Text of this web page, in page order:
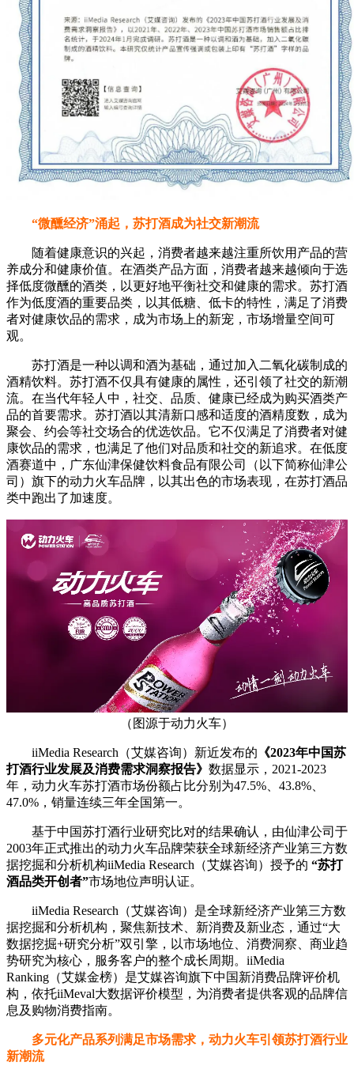
“微醺经济”涌起，苏打酒成为社交新潮流
随着健康意识的兴起，消费者越来越注重所饮用产品的营
养成分和健康价值。在酒类产品方面，消费者越来越倾向于选
择低度微醺的酒类，以更好地平衡社交和健康的需求。苏打酒
作为低度酒的重要品类，以其低糖、低卡的特性，满足了消费
者对健康饮品的需求，成为市场上的新宠，市场增量空间可
观。
苏打酒是一种以调和酒为基础，通过加入二氧化碳制成的
酒精饮料。苏打酒不仅具有健康的属性，还引领了社交的新潮
流。在当代年轻人中，社交、品质、健康已经成为购买酒类产
品的首要需求。苏打酒以其清新口感和适度的酒精度数，成为
聚会、约会等社交场合的优选饮品。它不仅满足了消费者对健
康饮品的需求，也满足了他们对品质和社交的新追求。在低度
酒赛道中，广东仙津保健饮料食品有限公司（以下简称仙津公
司）旗下的动力火车品牌，以其出色的市场表现，在苏打酒品
类中跑出了加速度。
（图源于动力火车）
iiMedia Research（艾媒咨询）新近发布的 《2023年中国苏
打酒行业发展及消费需求洞察报告》 数据显示，2021-2023
年，动力火车苏打酒市场份额占比分别为47.5%、43.8%、
47.0%，销量连续三年全国第一。
基于中国苏打酒行业研究比对的结果确认，由仙津公司于
2003年正式推出的动力火车品牌荣获全球新经济产业第三方数
据挖掘和分析机构iiMedia Research（艾媒咨询）授予的 “苏打
酒品类开创者”市场地位声明认证。
iiMedia Research（艾媒咨询）是全球新经济产业第三方数
据挖掘和分析机构，聚焦新技术、新消费及新业态，通过“大
数据挖掘+研究分析”双引擎，以市场地位、消费洞察、商业趋
势研究为核心，服务客户的整个成长周期。iiMedia
Ranking（艾媒金榜）是艾媒咨询旗下中国新消费品牌评价机
构，依托iiMeval大数据评价模型，为消费者提供客观的品牌信
息及购物消费指南。
多元化产品系列满足市场需求，动力火车引领苏打酒行业
新潮流